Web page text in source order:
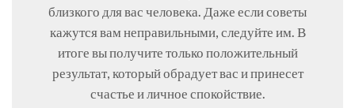
близкого для вас человека. Даже если советы
кажутся вам неправильными, следуйте им. В
итоге вы получите только положительный
результат, который обрадует вас и принесет
счастье и личное спокойствие.